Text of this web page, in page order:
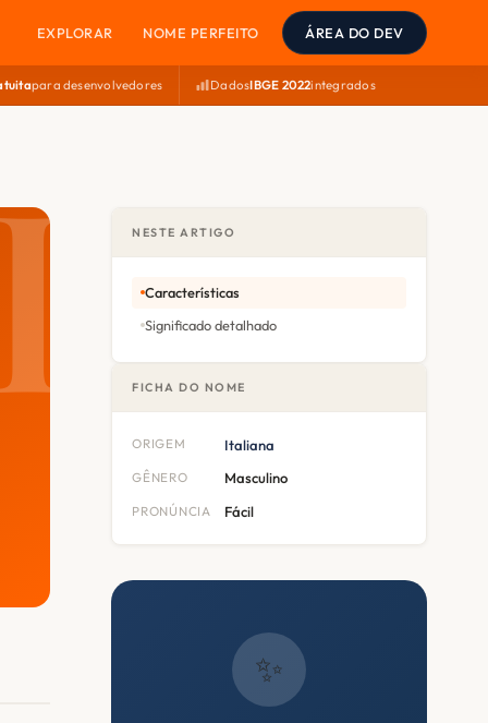
EXPLORAR NOME PERFEITO ÁREA DO DEV
para desenvolvedores DadosIBGE 2022integrados
NESTE ARTIGO
Características
Significado detalhado
FICHA DO NOME
ORIGEM Italiana
GÊNERO Masculino
PRONÚNCIA Fácil
✨